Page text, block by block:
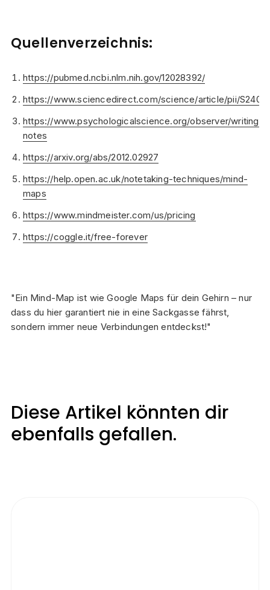
Quellenverzeichnis:
https://pubmed.ncbi.nlm.nih.gov/12028392/
https://www.sciencedirect.com/science/article/pii/
https://www.psychologicalscience.org/observer/writing-
notes
https://arxiv.org/abs/2012.02927
https://help.open.ac.uk/notetaking-techniques/mind-
maps
https://www.mindmeister.com/us/pricing
https://coggle.it/free-forever
"Ein Mind-Map ist wie Google Maps für dein Gehirn – nur
dass du hier garantiert nie in eine Sackgasse fährst,
sondern immer neue Verbindungen entdeckst!"
Diese Artikel könnten dir
ebenfalls gefallen.